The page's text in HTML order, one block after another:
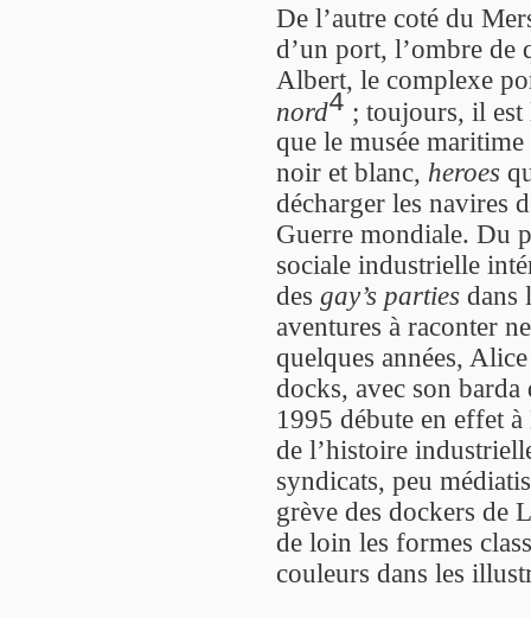
De l’autre coté du
d’un port, l’ombre de
Albert, le complexe
nord4 ; toujours, il est
que le musée
noir et blanc, heroes
décharger les navires
Guerre mondiale. Du
sociale industrielle
des gay’s parties dans
aventures à raconter
quelques années,
docks, avec son barda
1995 débute en effet
de l’histoire
syndicats, peu
grève des dockers de
de loin les formes
couleurs dans les